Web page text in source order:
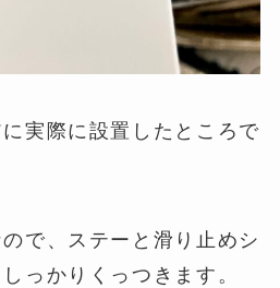
実際に設置したところで
で、ステーと滑り止めシ
っかりくっつきます。